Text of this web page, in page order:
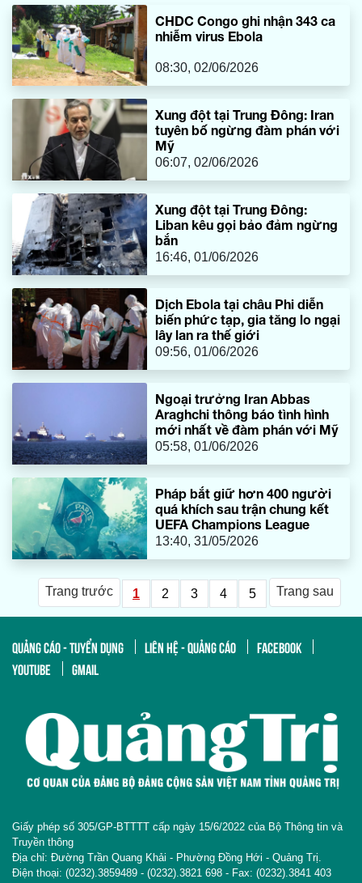
CHDC Congo ghi nhận 343 ca
nhiễm virus Ebola
08:30, 02/06/2026
Xung đột tại Trung Đông: Iran
tuyên bố ngừng đàm phán với
Mỹ
06:07, 02/06/2026
Xung đột tại Trung Đông:
Liban kêu gọi bảo đảm ngừng
bắn
16:46, 01/06/2026
Dịch Ebola tại châu Phi diễn
biến phức tạp, gia tăng lo ngại
lây lan ra thế giới
09:56, 01/06/2026
Ngoại trưởng Iran Abbas
Araghchi thông báo tình hình
mới nhất về đàm phán với Mỹ
05:58, 01/06/2026
Pháp bắt giữ hơn 400 người
quá khích sau trận chung kết
UEFA Champions League
13:40, 31/05/2026
Trang trước 1 2 3 4 5 Trang sau
QUẢNG CÁO - TUYỂN DỤNG LIÊN HỆ - QUẢNG CÁO
FACEBOOK
YOUTUBE
GMAIL
Giấy phép số 305/GP-BTTTT cấp ngày 15/6/2022 của Bộ Thông tin và
Truyền thông
Địa chỉ: Đường Trần Quang Khải - Phường Đồng Hới - Quảng Trị.
Điện thoại: (0232).3859489 - (0232).3821 698 - Fax: (0232).3841 403